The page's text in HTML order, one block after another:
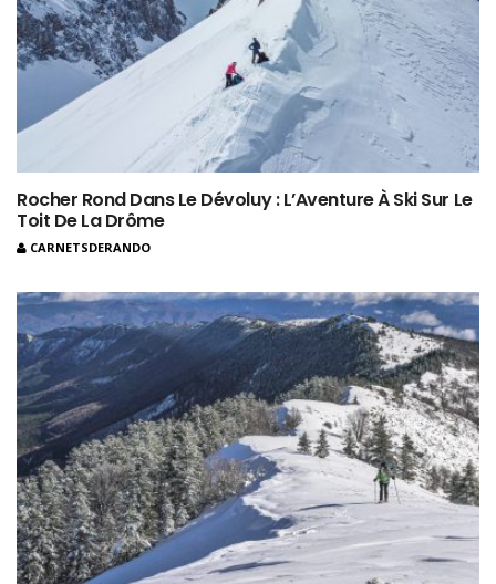
Rocher Rond Dans Le Dévoluy : L’Aventure À Ski Sur Le
Toit De La Drôme
CARNETSDERANDO